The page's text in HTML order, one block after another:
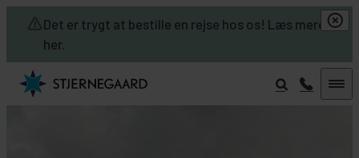
Det er trygt at bestille en rejse hos os! Læs mere
her.
Skip to main content